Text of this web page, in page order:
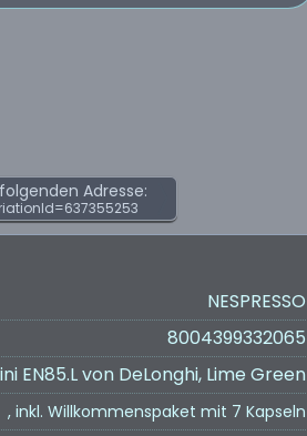
Adresse:
NESPRESSO
8004399332065
EN85.L von DeLonghi, Lime Green
, inkl. Willkommenspaket mit 7 Kapseln